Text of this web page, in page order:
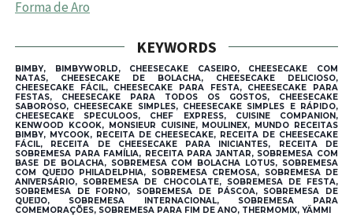
Forma de Aro
KEYWORDS
BIMBY, BIMBYWORLD, CHEESECAKE CASEIRO, CHEESECAKE COM
NATAS, CHEESECAKE DE BOLACHA, CHEESECAKE DELICIOSO,
CHEESECAKE FÁCIL, CHEESECAKE PARA FESTA, CHEESECAKE PARA
FESTAS, CHEESECAKE PARA TODOS OS GOSTOS, CHEESECAKE
SABOROSO, CHEESECAKE SIMPLES, CHEESECAKE SIMPLES E RÁPIDO,
CHEESECAKE SPECULOOS, CHEF EXPRESS, CUISINE COMPANION,
KENWOOD KCOOK, MONSIEUR CUISINE, MOULINEX, MUNDO RECEITAS
BIMBY, MYCOOK, RECEITA DE CHEESECAKE, RECEITA DE CHEESECAKE
FÁCIL, RECEITA DE CHEESECAKE PARA INICIANTES, RECEITA DE
SOBREMESA PARA FAMÍLIA, RECEITA PARA JANTAR, SOBREMESA COM
BASE DE BOLACHA, SOBREMESA COM BOLACHA LOTUS, SOBREMESA
COM QUEIJO PHILADELPHIA, SOBREMESA CREMOSA, SOBREMESA DE
ANIVERSÁRIO, SOBREMESA DE CHOCOLATE, SOBREMESA DE FESTA,
SOBREMESA DE FORNO, SOBREMESA DE PÁSCOA, SOBREMESA DE
QUEIJO, SOBREMESA INTERNACIONAL, SOBREMESA PARA
COMEMORAÇÕES, SOBREMESA PARA FIM DE ANO, THERMOMIX, YÄMMI